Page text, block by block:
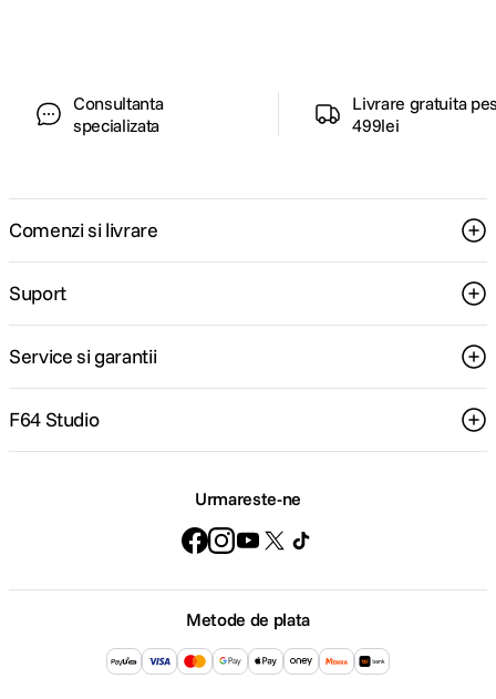
Consultanta
specializata
Livrare gratuita
499lei
Comenzi si livrare
Suport
Service si garantii
F64 Studio
Urmareste-ne
Metode de plata